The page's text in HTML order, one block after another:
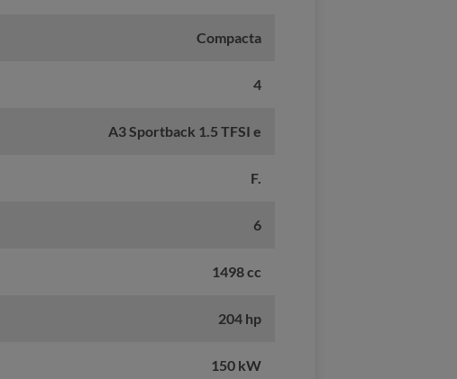
Compacta
4
A3 Sportback 1.5 TFSI e
F.
6
1498 cc
204 hp
150 kW